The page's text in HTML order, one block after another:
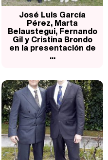
José Luis García
Pérez, Marta
Belaustegui, Fernando
Gil y Cristina Brondo
en la presentación de
...